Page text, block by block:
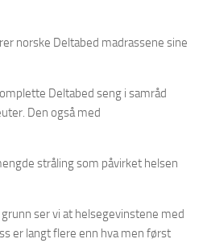
norske Deltabed madrassene sine
Deltabed seng i samråd
Den også med
stråling som påvirket helsen
ser vi at helsegevinstene med
er langt flere enn hva men først